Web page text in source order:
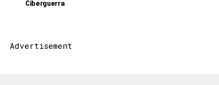
Ciberguerra
Advertisement